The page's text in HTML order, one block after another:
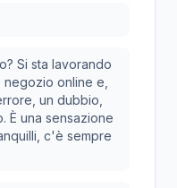
Si sta lavorando
online e,
un dubbio,
È una sensazione
c'è sempre